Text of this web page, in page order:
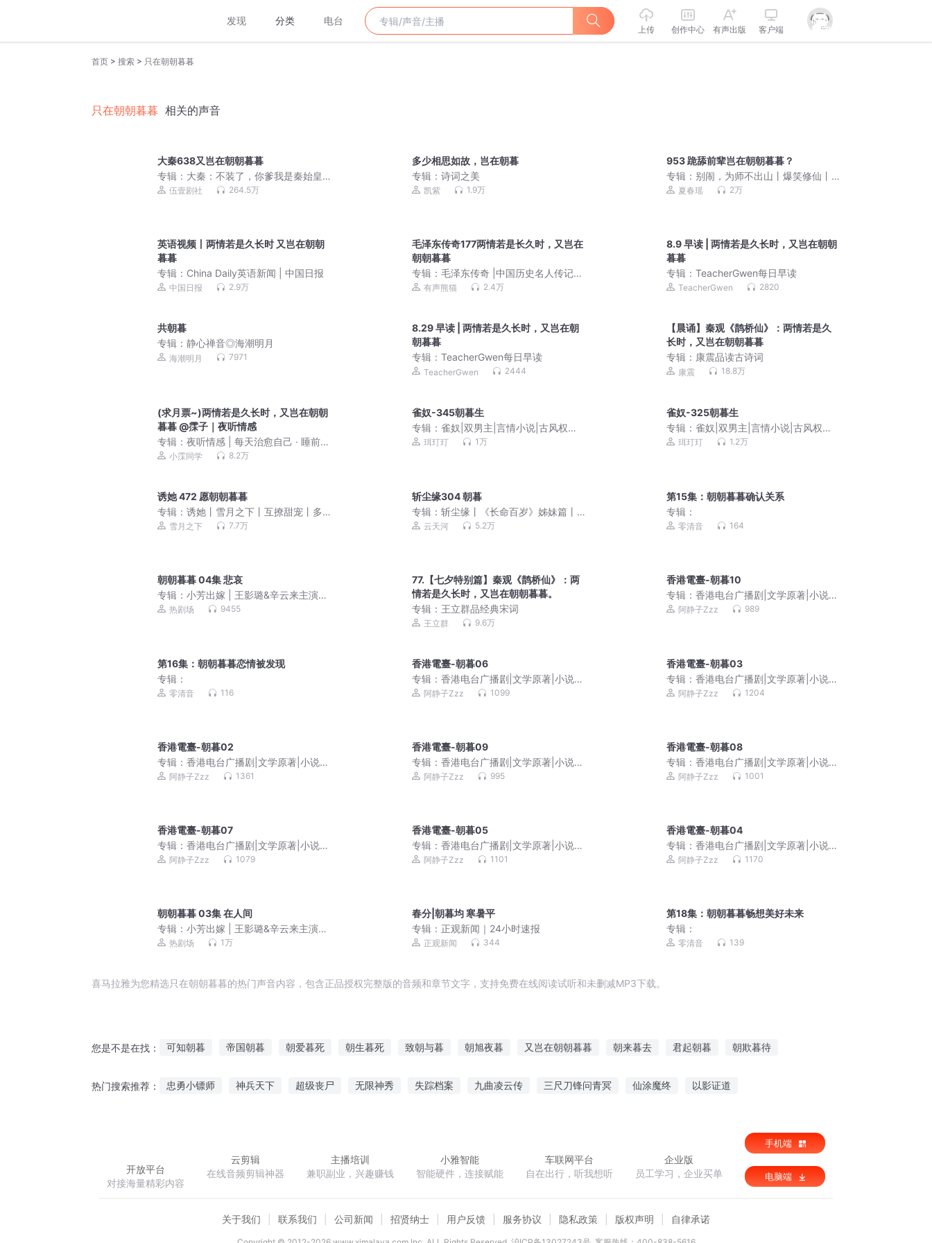
发现 分类 电台
上传 创作中心 有声出版 客户端
首页 > 搜索 > 只在朝朝暮暮
只在朝朝暮暮 相关的声音
大秦638又岂在朝朝暮暮
专辑： 大秦：不装了，你爹我是秦始皇
丨全本免费丨爆笑穿越丨伍壹剧社多人
伍壹剧社 264.5万
多少相思如故，岂在朝暮
专辑：诗词之美
凯紫 1.9万
953 跪舔前辈岂在朝朝暮暮？
专辑： 别闹，为师不出山丨爆笑修仙丨
精品多人有声剧
夏春瑶 2万
英语视频丨两情若是久长时 又岂在朝朝
暮暮
专辑： China Daily英语新闻 | 中国日报
中国日报 2.9万
毛泽东传奇177两情若是长久时，又岂在
朝朝暮暮
专辑：毛泽东传奇 |中国历史名人传记，
伟人一生传奇故事|有声熊猫演播
有声熊猫 2.4万
8.9 早读 | 两情若是久长时，又岂在朝朝
暮暮
专辑：TeacherGwen每日早读
TeacherGwen 2820
共朝暮
专辑： 静心禅音◎海潮明月
海潮明月 7971
8.29 早读 | 两情若是久长时，又岂在朝
朝暮暮
专辑：TeacherGwen每日早读
TeacherGwen 2444
【晨诵】秦观《鹊桥仙》：两情若是久
长时，又岂在朝朝暮暮
专辑： 康震品读古诗词
康震 18.8万
(求月票~)两情若是久长时，又岂在朝朝
暮暮 @霂子｜夜听情感
专辑： 夜听情感 | 每天治愈自己 · 睡前夜
听 小霂同学 8.2万
雀奴-345朝暮生
专辑：雀奴|双男主|言情小说|古风权谋|
会员免费多人有声剧
珥玎玎 1万
雀奴-325朝暮生
专辑：雀奴|双男主|言情小说|古风权谋|
会员免费多人有声剧
珥玎玎 1.2万
诱她 472 愿朝朝暮暮
专辑： 诱她丨雪月之下丨互撩甜宠丨多
人精品 | VIP免费
雪月之下 7.7万
斩尘缘304 朝暮
专辑：斩尘缘丨《长命百岁》姊妹篇丨
悬疑&治愈古言丨云天河&闫夜桥等丨怡
云天河 5.2万
第15集：朝朝暮暮确认关系
专辑：
零清音 164
朝朝暮暮 04集 悲哀
专辑： 小芳出嫁 | 王影璐&辛云来主演影
视原著 | 《六姊妹》伊北新作
热剧场 9455
77.【七夕特别篇】秦观《鹊桥仙》：两
情若是久长时，又岂在朝朝暮暮。
专辑： 王立群品经典宋词
王立群 9.6万
香港電臺-朝暮10
专辑：香港电台广播剧|文学原著|小说改
编|粤语经典
阿静子Zzz 989
第16集：朝朝暮暮恋情被发现
专辑：
零清音 116
香港電臺-朝暮06
专辑：香港电台广播剧|文学原著|小说改
编|粤语经典
阿静子Zzz 1099
香港電臺-朝暮03
专辑：香港电台广播剧|文学原著|小说改
编|粤语经典
阿静子Zzz 1204
香港電臺-朝暮02
专辑： 香港电台广播剧|文学原著|小说改
编|粤语经典
阿静子Zzz 1361
香港電臺-朝暮09
专辑：香港电台广播剧|文学原著|小说改
编|粤语经典
阿静子Zzz 995
香港電臺-朝暮08
专辑：香港电台广播剧|文学原著|小说改
编|粤语经典
阿静子Zzz 1001
香港電臺-朝暮07
专辑： 香港电台广播剧|文学原著|小说改
编|粤语经典
阿静子Zzz 1079
香港電臺-朝暮05
专辑：香港电台广播剧|文学原著|小说改
编|粤语经典
阿静子Zzz 1101
香港電臺-朝暮04
专辑：香港电台广播剧|文学原著|小说改
编|粤语经典
阿静子Zzz 1170
朝朝暮暮 03集 在人间
专辑： 小芳出嫁 | 王影璐&辛云来主演影
视原著 | 《六姊妹》伊北新作
热剧场 1万
春分|朝暮均 寒暑平
专辑： 正观新闻｜24小时速报
正观新闻 344
第18集：朝朝暮暮畅想美好未来
专辑：
零清音 139
喜马拉雅为您精选只在朝朝暮暮的热门声音内容，包含正品授权完整版的音频和章节文字，支持免费在线阅读试听和未删减MP3下载。
您是不是在找： 可知朝暮 帝国朝暮 朝爱暮死 朝生暮死 致朝与暮 朝旭夜暮 又岂在朝朝暮暮 朝来暮去 君起朝暮 朝欺暮待
热门搜索推荐： 忠勇小镖师 神兵天下 超级丧尸 无限神秀 失踪档案 九曲凌云传 三尺刀锋问青冥 仙涂魔终 以影证道
开放平台
对接海量精彩内容
云剪辑
在线音频剪辑神器
主播培训
兼职副业，兴趣赚钱
小雅智能
智能硬件，连接赋能
车联网平台
自在出行，听我想听
企业版
员工学习，企业买单
手机端
电脑端
关于我们 联系我们 公司新闻 招贤纳士 用户反馈 服务协议 隐私政策 版权声明 自律承诺